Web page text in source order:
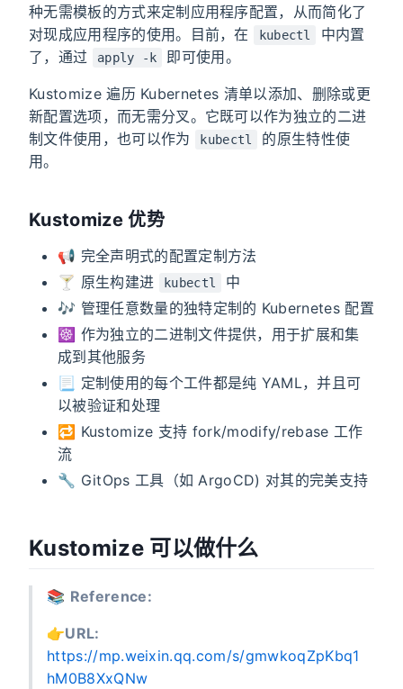
种无需模板的方式来定制应用程序配置，从而简化了
对现成应用程序的使用。目前，在
kubectl
中内置
了，通过
apply -k 即可使用。
Kustomize 遍历 Kubernetes 清单以添加、删除或更
新配置选项，而无需分叉。它既可以作为独立的二进
制文件使用，也可以作为
kubectl
的原生特性使
用。
Kustomize 优势
📢 完全声明式的配置定制方法
🍸 原生构建进
kubectl
中
🎶 管理任意数量的独特定制的 Kubernetes 配置
☸ 作为独立的二进制文件提供，用于扩展和集
成到其他服务
📃 定制使用的每个工件都是纯 YAML，并且可
以被验证和处理
🔁 Kustomize 支持 fork/modify/rebase 工作
流
🔧 GitOps 工具（如 ArgoCD) 对其的完美支持
Kustomize 可以做什么
📚️ Reference:
👉️URL:
https://mp.weixin.qq.com/s/gmwkoqZpKbq1
hM0B8XxQNw